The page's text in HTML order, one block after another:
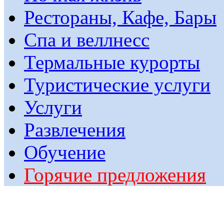
Рестораны, Кафе, Бары
Спа и веллнесс
Термальные курорты
Туристические услуги
Услуги
Развлечения
Обучение
Горячие предложения